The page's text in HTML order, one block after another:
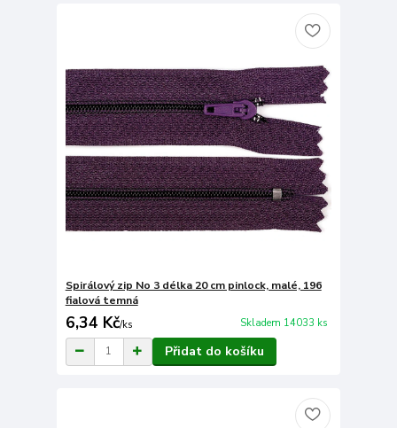
Spirálový zip No 3 délka 20 cm pinlock, malé, 196
fialová temná
6,34 Kč/ks Skladem 14033 ks
Přidat do košíku